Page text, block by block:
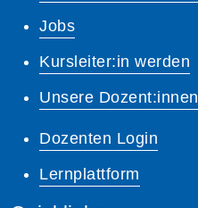
Jobs
Kursleiter:in werden
Unsere Dozent:innen
Dozenten Login
Lernplattform